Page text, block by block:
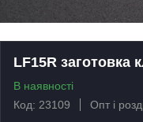
LF15R заготовка
В наявності
Код: 23109
Опт і